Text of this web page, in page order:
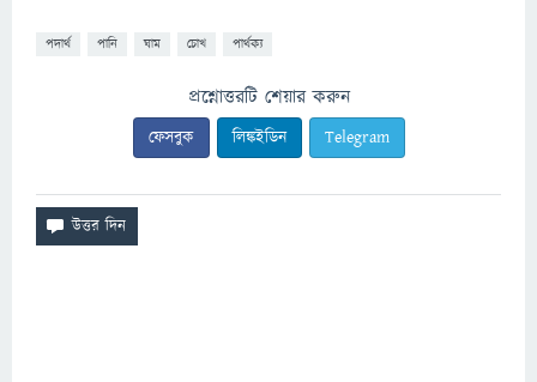
পদার্থ পানি ঘাম চোখ পার্থক্য
প্রশ্নোত্তরটি শেয়ার করুন
ফেসবুক লিঙ্কইডিন Telegram